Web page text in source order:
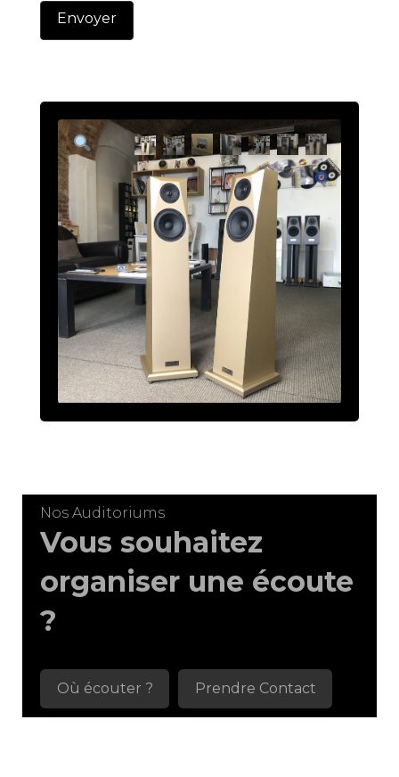
Nos Auditoriums
Vous souhaitez
organiser une écoute
?
Où écouter ? Prendre Contact